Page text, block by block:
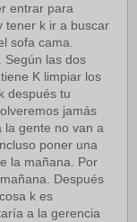
entrar para
tener k ir a buscar
sofa cama.
Según las dos
K limpiar los
después tu
jamás
la gente no van a
poner una
la mañana. Por
Después
k es
a la gerencia